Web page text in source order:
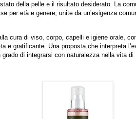
della pelle e il risultato desiderato. La
per età e genere, unite da un’esigenza
cura di viso, corpo, capelli e igiene orale,
e gratificante. Una proposta che interpreta
di integrarsi con naturalezza nella vita di